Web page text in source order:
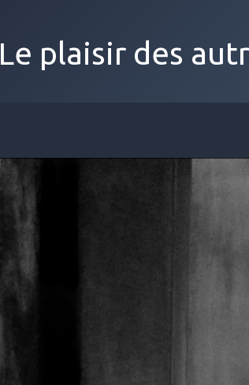
Le plaisir des